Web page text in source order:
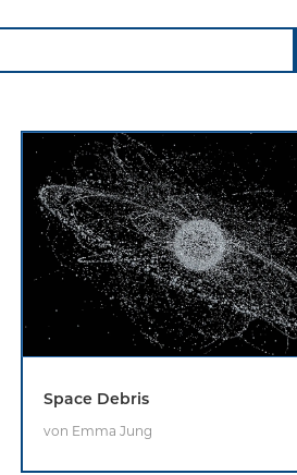
Space Debris
von Emma Jung